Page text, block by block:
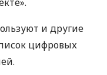
и другие
цифровых